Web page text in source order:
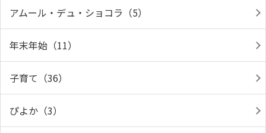
アムール・デュ・ショコラ（5）
年末年始（11）
子育て（36）
ぴよか（3）